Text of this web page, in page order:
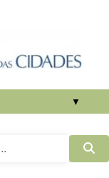
▼